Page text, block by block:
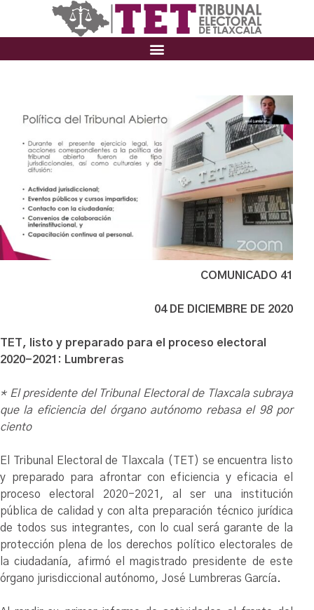
COMUNICADO 41
04 DE DICIEMBRE DE 2020
TET, listo y preparado para el proceso electoral
2020-2021: Lumbreras
* El presidente del Tribunal Electoral de Tlaxcala subraya
que la eficiencia del órgano autónomo rebasa el 98 por
ciento
El Tribunal Electoral de Tlaxcala (TET) se encuentra listo
y preparado para afrontar con eficiencia y eficacia el
proceso electoral 2020-2021, al ser una institución
pública de calidad y con alta preparación técnico jurídica
de todos sus integrantes, con lo cual será garante de la
protección plena de los derechos político electorales de
la ciudadanía, afirmó el magistrado presidente de este
órgano jurisdiccional autónomo, José Lumbreras García.